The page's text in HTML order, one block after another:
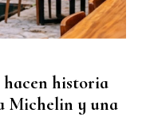
hacen historia
Michelin y una